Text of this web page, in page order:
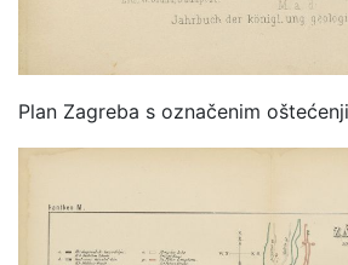
Plan Zagreba s označenim